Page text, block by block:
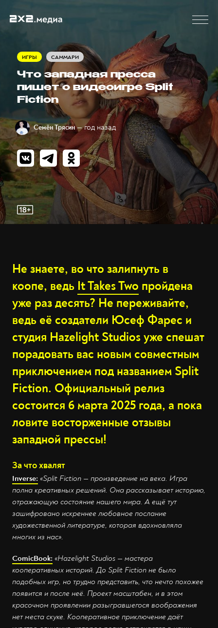
ИГРЫ САММАРИ
Что западная пресса
пишет о видеоигре Split
Fiction
Семён Трясин — год назад
Не знаете, во что залипнуть в
коопе, ведь It Takes Two пройдена
уже раз десять? Не переживайте,
ведь её создатели Юсеф Фарес и
студия Hazelight Studios уже спешат
порадовать вас новым совместным
приключением под названием Split
Fiction. Официальный релиз
состоится 6 марта 2025 года, а пока
ловите восторженные отзывы
западной прессы!
За что хвалят
Inverse: «Split Fiction — произведение на века. Игра
полна креативных решений. Она рассказывает историю,
отражающую состояние нашего мира. А ещё тут
зашифровано искреннее любовное послание
художественной литературе, которая вдохновляла
многих из нас».
ComicBook: «Hazelight Studios — мастера
кооперативных историй. До Split Fiction не было
подобных игр, но трудно представить, что нечто похожее
появится и после неё. Проект масштабен, и в этом
красочном проявлении разыгравшегося воображения
нет места скуке. Кооперативное приключение даёт